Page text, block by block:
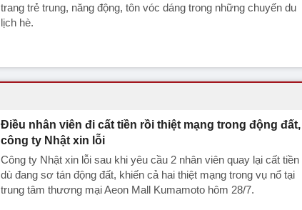
trang trẻ trung, năng động, tôn vóc dáng trong những chuyến du
lịch hè.
Điều nhân viên đi cất tiền rồi thiệt mạng trong động đất,
công ty Nhật xin lỗi
Công ty Nhật xin lỗi sau khi yêu cầu 2 nhân viên quay lại cất tiền
dù đang sơ tán động đất, khiến cả hai thiệt mạng trong vụ nổ tại
trung tâm thương mại Aeon Mall Kumamoto hôm 28/7.